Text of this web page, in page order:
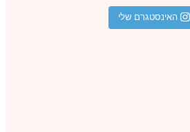
האינסטגרם שלי